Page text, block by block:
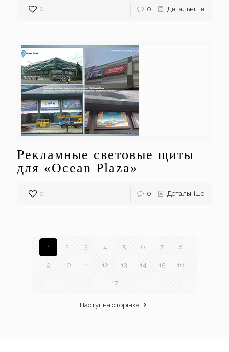
0 0 Детальніше
Рекламные световые щиты
для «Ocean Plaza»
0 0 Детальніше
1 2 3 4 5 6 7 8
9 10 11 12 13 14 15 16
17
Наступна сторінка